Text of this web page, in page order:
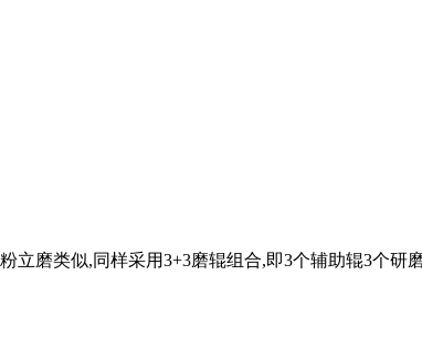
磨类似,同样采用3+3磨辊组合,即3个辅助辊3个研